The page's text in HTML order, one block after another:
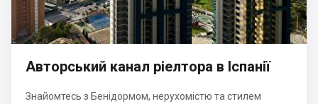
Авторський канал ріелтора в Іспанії
Знайомтесь з Бенідормом, нерухомістю та стилем